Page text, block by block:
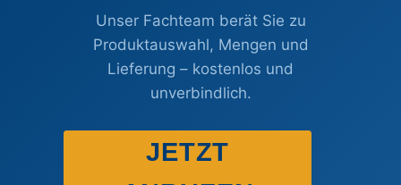
Unser Fachteam berät Sie zu
Produktauswahl, Mengen und
Lieferung – kostenlos und
unverbindlich.
JETZT